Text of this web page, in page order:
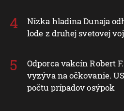
Nízka hladina Dunaja
lode z druhej svetovej
Odporca vakcín Robert
vyzýva na očkovanie.
počtu prípadov osýpok